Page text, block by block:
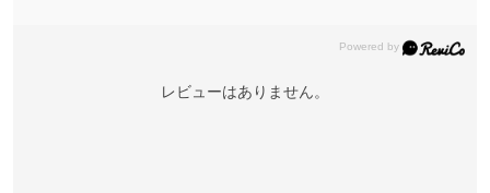
レビューはありません。